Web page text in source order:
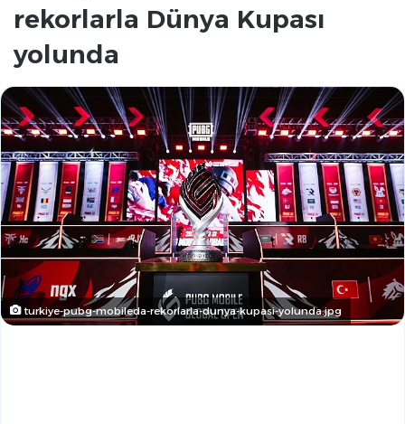
rekorlarla Dünya Kupası
yolunda
turkiye-pubg-mobileda-rekorlarla-dunya-kupasi-yolunda.jpg